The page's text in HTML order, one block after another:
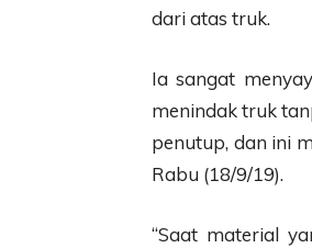
dari atas truk.
Ia sangat
menindak truk
penutup, dan ini
Rabu (18/9/19).
“Saat material